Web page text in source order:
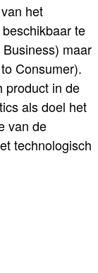
het
te
maar
Consumer).
product in de
als doel het
van de
technologisch